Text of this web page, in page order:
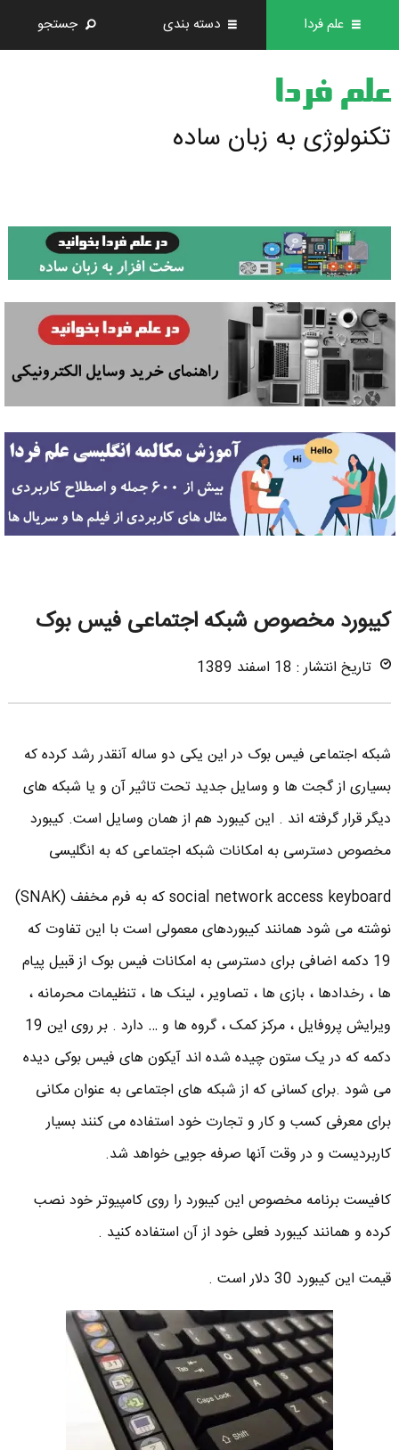
علم فردا دسته بندی جستجو
علم فردا
تکنولوژی به زبان ساده
کیبورد مخصوص شبکه اجتماعی فیس بوک
تاریخ انتشار : 18 اسفند 1389
شبکه اجتماعی فیس بوک در این یکی دو ساله آنقدر رشد کرده که
بسیاری از گجت ها و وسایل جدید تحت تاثیر آن و یا شبکه های
دیگر قرار گرفته اند . این کیبورد هم از همان وسایل است. کیبورد
مخصوص دسترسی به امکانات شبکه اجتماعی که به انگلیسی
social network access keyboard که به فرم مخفف (SNAK)
نوشته می شود همانند کیبوردهای معمولی است با این تفاوت که
19 دکمه اضافی برای دسترسی به امکانات فیس بوک از قبیل پیام
ها ، رخدادها ، بازی ها ، تصاویر ، لینک ها ، تنظیمات محرمانه ،
ویرایش پروفایل ، مرکز کمک ، گروه ها و … دارد . بر روی این 19
دکمه که در یک ستون چیده شده اند آیکون های فیس بوکی دیده
می شود .برای کسانی که از شبکه های اجتماعی به عنوان مکانی
برای معرفی کسب و کار و تجارت خود استفاده می کنند بسیار
کاربردیست و در وقت آنها صرفه جویی خواهد شد.
کافیست برنامه مخصوص این کیبورد را روی کامپیوتر خود نصب
کرده و همانند کیبورد فعلی خود از آن استفاده کنید .
قیمت این کیبورد 30 دلار است .